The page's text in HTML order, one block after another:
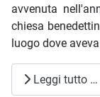
avvenuta
chiesa
luogo dove
Leggi tutto …